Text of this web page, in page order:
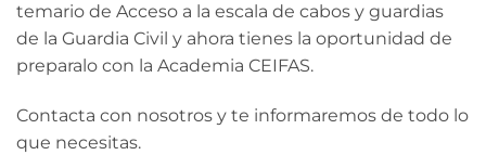
temario de Acceso a la escala de cabos y guardias
de la Guardia Civil y ahora tienes la oportunidad de
preparalo con la Academia CEIFAS.
Contacta con nosotros y te informaremos de todo lo
que necesitas.